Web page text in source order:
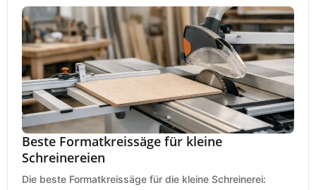
Beste Formatkreissäge für kleine
Schreinereien
Die beste Formatkreissäge für die kleine Schreinerei: